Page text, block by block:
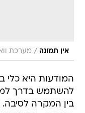
אין תמונה / מערכת
המודעות היא כלי
להשתמש בדרך
בין המקרה לסיבה.